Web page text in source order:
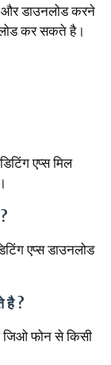
डाउनलोड करने
कर सकते है।
एप्स मिल
एप्स डाउनलोड
है ?
फोन से किसी